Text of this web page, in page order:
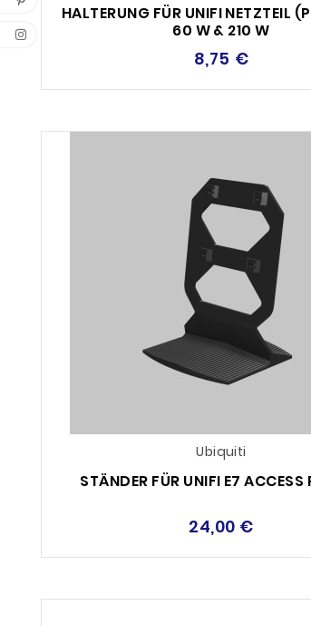
HALTERUNG FÜR UNIFI NETZTEIL
60 W & 210 W
8,75 €
Ubiquiti
STÄNDER FÜR UNIFI E7 ACCESS
24,00 €